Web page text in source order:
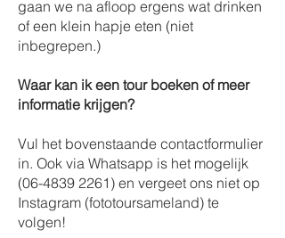
gaan we na afloop ergens wat drinken
of een klein hapje eten (niet
inbegrepen.)
Waar kan ik een tour boeken of meer
informatie krijgen?
Vul het bovenstaande contactformulier
in. Ook via Whatsapp is het mogelijk
(06-4839 2261) en vergeet ons niet op
Instagram (fototoursameland) te
volgen!